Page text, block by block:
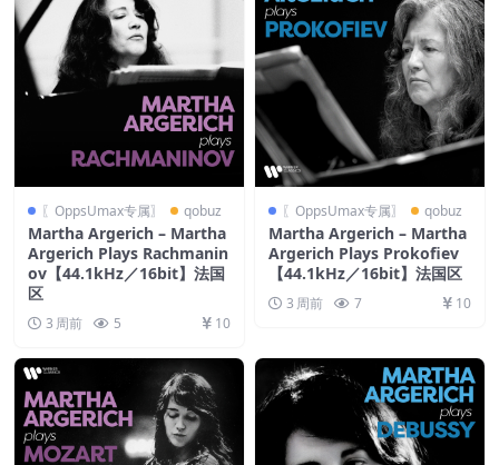
〖OppsUmax专属〗 qobuz
Martha Argerich – Martha
Argerich Plays Rachmanin
ov【44.1kHz／16bit】法国
区
3 周前 5 10
〖OppsUmax专属〗 qobuz
Martha Argerich – Martha
Argerich Plays Prokofiev
【44.1kHz／16bit】法国区
3 周前 7 10